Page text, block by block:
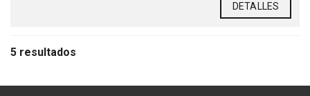
DETALLES
5 resultados